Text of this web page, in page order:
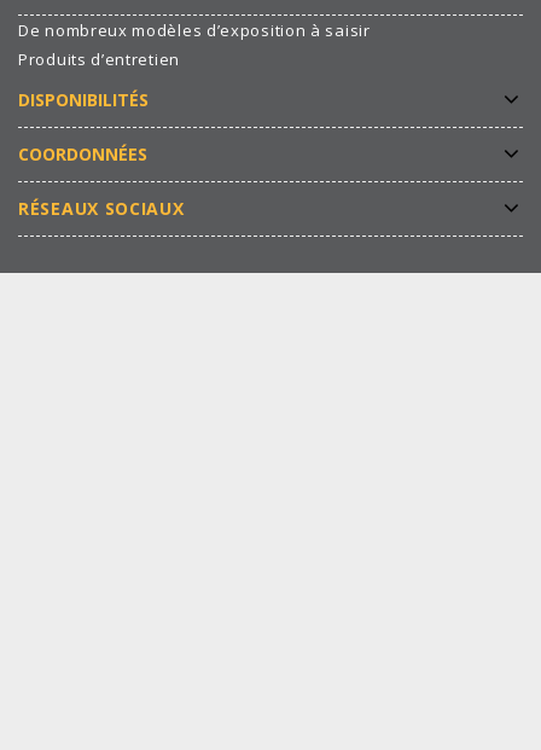
De nombreux modèles d’exposition à saisir
Produits d’entretien
DISPONIBILITÉS
COORDONNÉES
RÉSEAUX SOCIAUX